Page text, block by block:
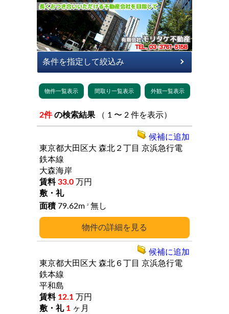
2件 の検索結果 （ 1 〜 2 件を表示）
詳細
東京都大田区大 森北２丁目 京浜急行電
鉄本線
大森海岸
33.0 万円
79.62m 2 無し
候補に追加
東京都大田区大 森北６丁目 京浜急行電
鉄本線
平和島
12.1 万円
1 ヶ月
候補に追加